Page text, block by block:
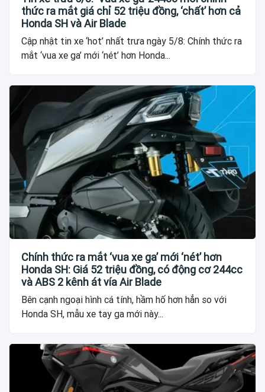
thức ra mắt giá chỉ 52 triệu đồng, ‘chất’ hơn cả
Honda SH và Air Blade
Cập nhật tin xe ‘hot’ nhất trưa ngày 5/8: Chính thức ra
mắt ‘vua xe ga’ mới ‘nét’ hơn Honda...
Chính thức ra mắt ‘vua xe ga’ mới ‘nét’ hơn
Honda SH: Giá 52 triệu đồng, có động cơ 244cc
và ABS 2 kênh át vía Air Blade
Bên cạnh ngoại hình cá tính, hầm hố hơn hẳn so với
Honda SH, mẫu xe tay ga mới này...